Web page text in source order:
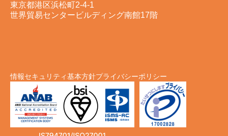
東京都港区浜松町2-4-1
世界貿易センタービルディング南館17階
情報セキュリティ基本方針プライバシーポリシー